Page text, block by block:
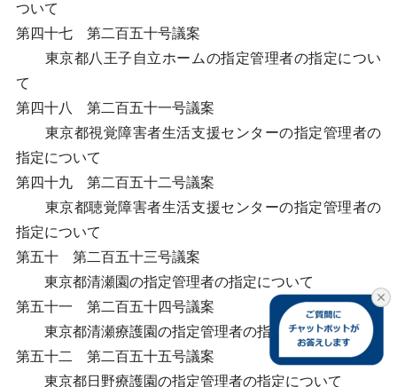
ついて
第四十七 第二百五十号議案
東京都八王子自立ホームの指定管理者の指定につい
て
第四十八 第二百五十一号議案
東京都視覚障害者生活支援センターの指定管理者の
指定について
第四十九 第二百五十二号議案
東京都聴覚障害者生活支援センターの指定管理者の
指定について
第五十 第二百五十三号議案
東京都清瀬園の指定管理者の指定について
第五十一 第二百五十四号議案
東京都清瀬療護園の指定管理者の指定について
第五十二 第二百五十五号議案
東京都日野療護園の指定管理者の指定について